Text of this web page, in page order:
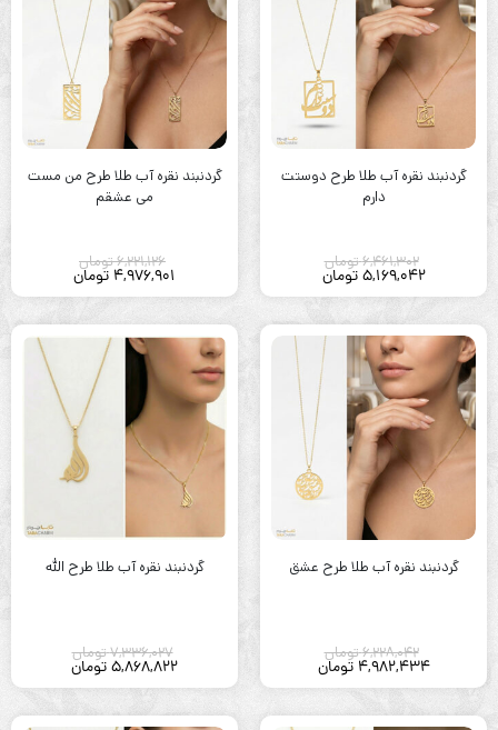
گردنبند نقره آب طلا طرح دوستت
دارم
6,461,302تومان
5,169,042 تومان
گردنبند نقره آب طلا طرح من مست
می عشقم
6,221,126تومان
4,976,901 تومان
گردنبند نقره آب طلا طرح عشق
6,228,042تومان
4,982,434 تومان
گردنبند نقره آب طلا طرح الله
7,336,027تومان
5,868,822تومان